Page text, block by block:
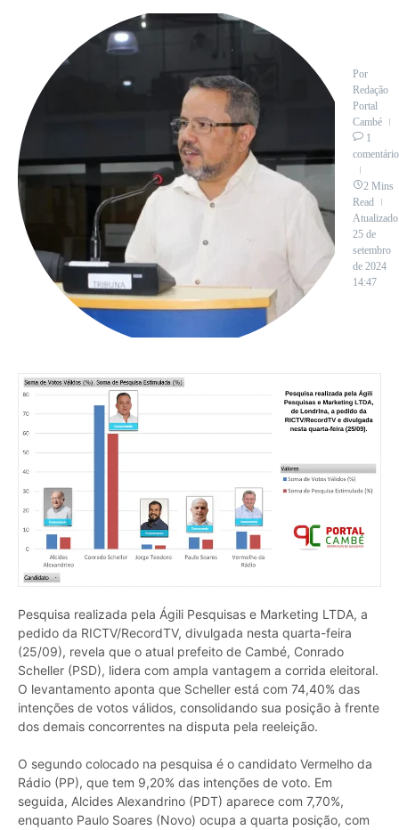
Por
Redação
Portal
Cambé
1
comentário
2 Mins
Read
25 de
setembro
de 2024
14:47
Pesquisa realizada pela Ágili Pesquisas e Marketing LTDA, a
pedido da RICTV/RecordTV, divulgada nesta quarta-feira
(25/09), revela que o atual prefeito de Cambé, Conrado
Scheller (PSD), lidera com ampla vantagem a corrida eleitoral.
O levantamento aponta que Scheller está com 74,40% das
intenções de votos válidos, consolidando sua posição à frente
dos demais concorrentes na disputa pela reeleição.
O segundo colocado na pesquisa é o candidato Vermelho da
Rádio (PP), que tem 9,20% das intenções de voto. Em
seguida, Alcides Alexandrino (PDT) aparece com 7,70%,
enquanto Paulo Soares (Novo) ocupa a quarta posição, com